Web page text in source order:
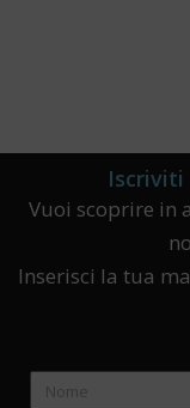
Vuoi scoprire in
Inserisci la tua